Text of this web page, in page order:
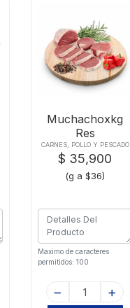
Muchachoxkg
Res
CARNES, POLLO Y PESCADO
$ 35,900
(g a $36)
Maximo de caracteres
permitidos: 100